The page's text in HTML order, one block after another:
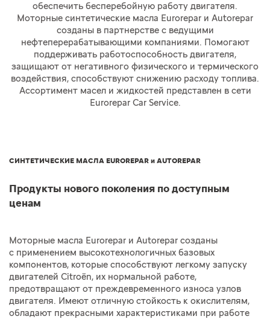
обеспечить бесперебойную работу двигателя.
Моторные синтетические масла Eurorepar и Autorepar
созданы в партнерстве с ведущими
нефтеперерабатывающими компаниями. Помогают
поддерживать работоспособность двигателя,
защищают от негативного физического и термического
воздействия, способствуют снижению расходу топлива.
Ассортимент масел и жидкостей представлен в сети
Eurorepar Car Service.
СИНТЕТИЧЕСКИЕ МАСЛА EUROREPAR и AUTOREPAR
Продукты нового поколения по доступным
ценам
Моторные масла Eurorepar и Autorepar созданы
с применением высокотехнологичных базовых
компонентов, которые способствуют легкому запуску
двигателей Citroёn, их нормальной работе,
предотвращают от преждевременного износа узлов
двигателя. Имеют отличную стойкость к окислителям,
обладают прекрасными характеристиками при работе